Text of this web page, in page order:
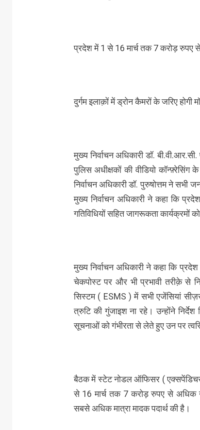
प्रदेश में 1 से 16 मार्च तक 7 करोड़ रुपए
दुर्गम इलाक़ों में ड्रोन कैमरों के जरिए होगी
मुख्य निर्वाचन अधिकारी डॉ.
पुलिस अधीक्षकों की वीडियो
निर्वाचन अधिकारी डॉ. पुरुषोत्तम ने
मुख्य निर्वाचन अधिकारी ने कहा कि
गतिविधियों सहित जागरूकता कार्यक्रमों
मुख्य निर्वाचन अधिकारी ने कहा कि
चेकपोस्ट पर और भी प्रभावी तरीक़े से
सिस्टम ( ESMS ) में सभी एजेंसियां सीज़र
त्रुटि की गुंजाइश ना रहे। उन्होंने निर्देश
सूचनाओं को गंभीरता से लेते हुए उन पर
बैठक में स्टेट नोडल ऑफिसर ( एक्सपेंडिचर
से 16 मार्च तक 7 करोड़ रुपए से अधिक
सबसे अधिक मात्रा मादक पदार्थ की है।